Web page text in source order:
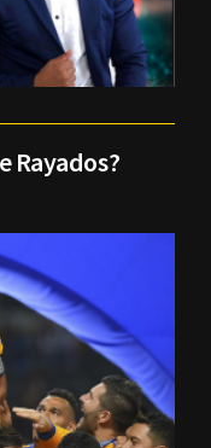
Rayados?